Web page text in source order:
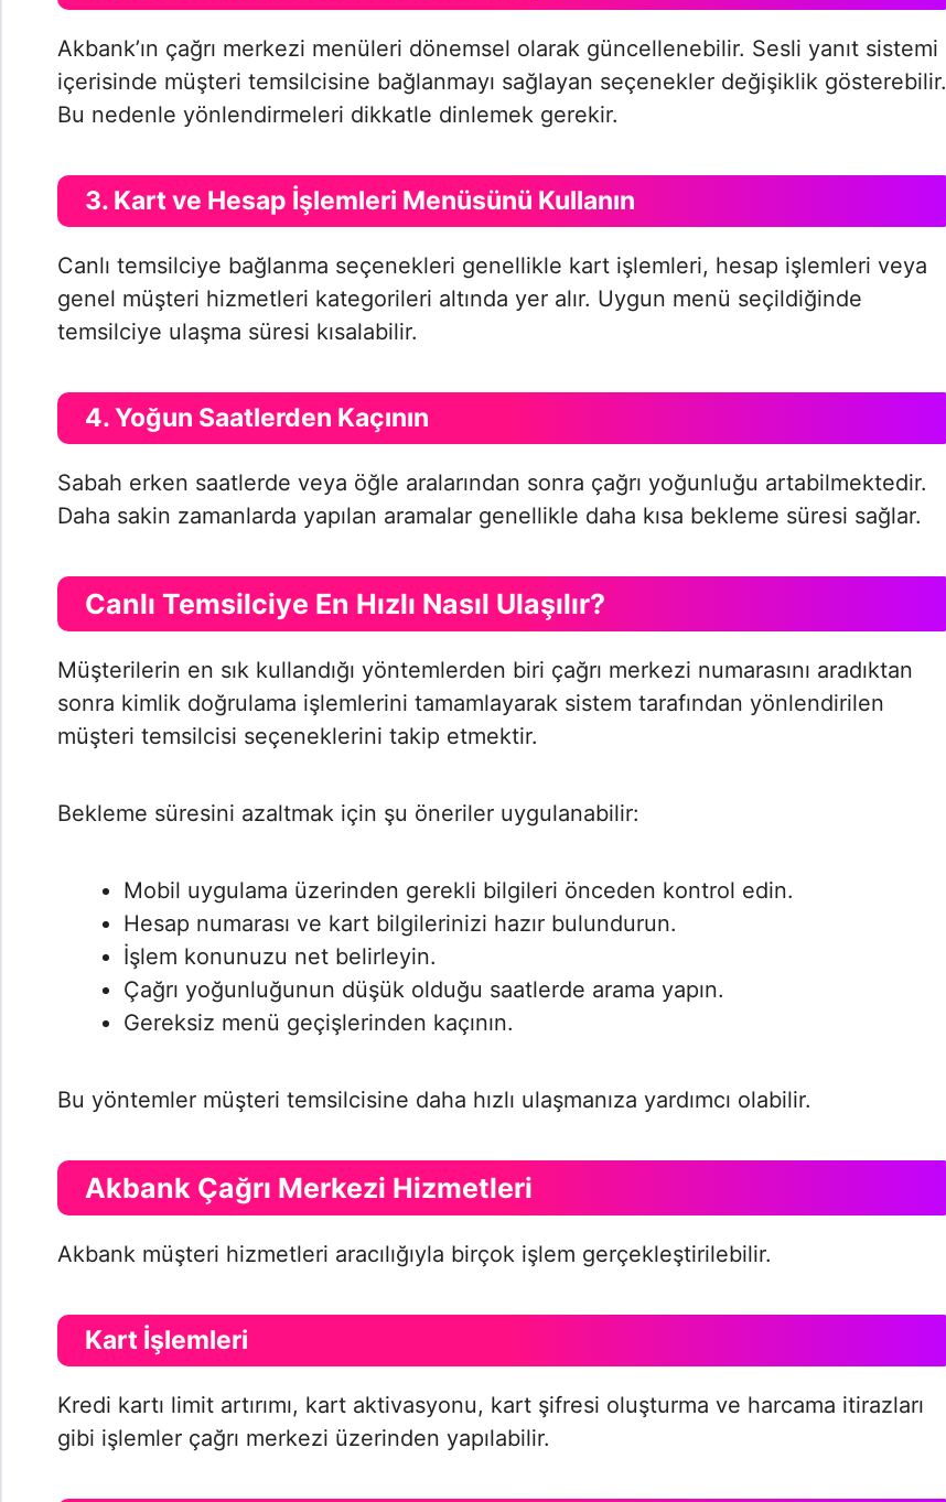
Akbank’ın çağrı merkezi menüleri dönemsel olarak güncellenebilir. Sesli yanıt sistemi
içerisinde müşteri temsilcisine bağlanmayı sağlayan seçenekler değişiklik gösterebilir.
Bu nedenle yönlendirmeleri dikkatle dinlemek gerekir.
3. Kart ve Hesap İşlemleri Menüsünü Kullanın
Canlı temsilciye bağlanma seçenekleri genellikle kart işlemleri, hesap işlemleri veya
genel müşteri hizmetleri kategorileri altında yer alır. Uygun menü seçildiğinde
temsilciye ulaşma süresi kısalabilir.
4. Yoğun Saatlerden Kaçının
Sabah erken saatlerde veya öğle aralarından sonra çağrı yoğunluğu artabilmektedir.
Daha sakin zamanlarda yapılan aramalar genellikle daha kısa bekleme süresi sağlar.
Canlı Temsilciye En Hızlı Nasıl Ulaşılır?
Müşterilerin en sık kullandığı yöntemlerden biri çağrı merkezi numarasını aradıktan
sonra kimlik doğrulama işlemlerini tamamlayarak sistem tarafından yönlendirilen
müşteri temsilcisi seçeneklerini takip etmektir.
Bekleme süresini azaltmak için şu öneriler uygulanabilir:
Mobil uygulama üzerinden gerekli bilgileri önceden kontrol edin.
Hesap numarası ve kart bilgilerinizi hazır bulundurun.
İşlem konunuzu net belirleyin.
Çağrı yoğunluğunun düşük olduğu saatlerde arama yapın.
Gereksiz menü geçişlerinden kaçının.
Bu yöntemler müşteri temsilcisine daha hızlı ulaşmanıza yardımcı olabilir.
Akbank Çağrı Merkezi Hizmetleri
Akbank müşteri hizmetleri aracılığıyla birçok işlem gerçekleştirilebilir.
Kart İşlemleri
Kredi kartı limit artırımı, kart aktivasyonu, kart şifresi oluşturma ve harcama itirazları
gibi işlemler çağrı merkezi üzerinden yapılabilir.